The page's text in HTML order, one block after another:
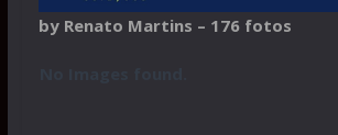
by Renato Martins – 176 fotos